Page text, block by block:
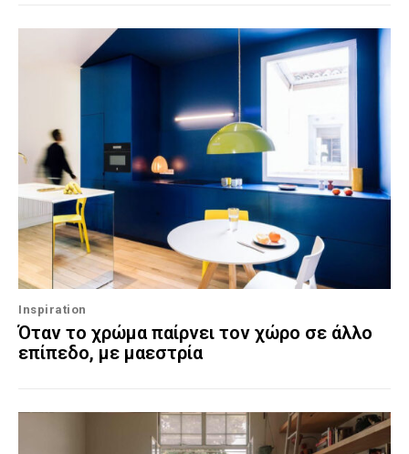
Inspiration
Όταν το χρώμα παίρνει τον χώρο σε άλλο
επίπεδο, με μαεστρία